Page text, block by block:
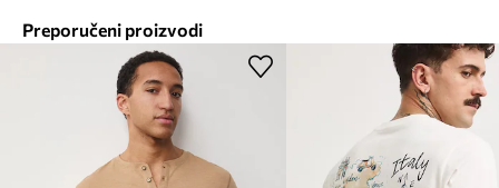
Preporučeni proizvodi